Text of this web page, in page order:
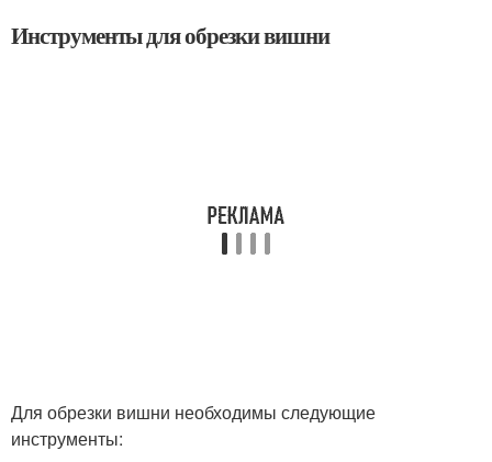
Инструменты для обрезки вишни
Для обрезки вишни необходимы следующие
инструменты: